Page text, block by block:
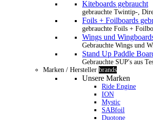
Kiteboards gebraucht
gebrauchte Twintip-,
Foils + Foilboards
gebrauchte Foils +
Wings und
Gebrauchte Wings und
Stand Up Paddle
Gebrauchte SUP's aus
Marken / Hersteller brands
Unsere Marken
Ride Engine
ION
Mystic
SABfoil
Duotone